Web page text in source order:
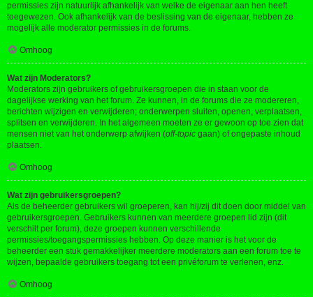
permissies zijn natuurlijk afhankelijk van welke de eigenaar aan hen heeft
toegewezen. Ook afhankelijk van de beslissing van de eigenaar, hebben ze
mogelijk alle moderator permissies in de forums.
Omhoog
Wat zijn Moderators?
Moderators zijn gebruikers of gebruikersgroepen die in staan voor de
dagelijkse werking van het forum. Ze kunnen, in de forums die ze modereren,
berichten wijzigen en verwijderen; onderwerpen sluiten, openen, verplaatsen,
splitsen en verwijderen. In het algemeen moeten ze er gewoon op toe zien dat
mensen niet van het onderwerp afwijken (off-topic gaan) of ongepaste inhoud
plaatsen.
Omhoog
Wat zijn gebruikersgroepen?
Als de beheerder gebruikers wil groeperen, kan hij/zij dit doen door middel van
gebruikersgroepen. Gebruikers kunnen van meerdere groepen lid zijn (dit
verschilt per forum), deze groepen kunnen verschillende
permissies/toegangspermissies hebben. Op deze manier is het voor de
beheerder een stuk gemakkelijker meerdere moderators aan een forum toe te
wijzen, bepaalde gebruikers toegang tot een privéforum te verlenen, enz.
Omhoog